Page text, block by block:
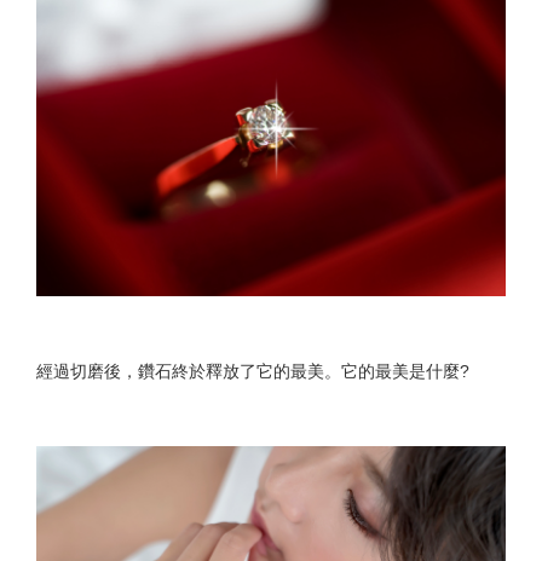
經過切磨後，鑽石終於釋放了它的最美。它的最美是什麼?